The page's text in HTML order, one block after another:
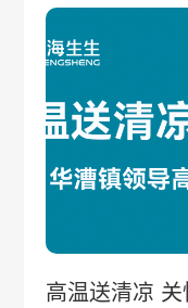
客户需求，潜心
温控箱EZCODE
式”温控解决方案
高